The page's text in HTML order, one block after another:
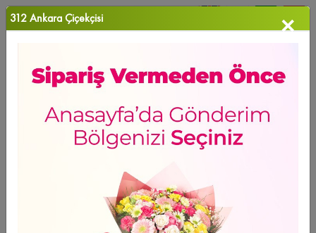
Anasayfa>Bahar Kokuları
GÜNÜN FIRSATI
312 Ankara Çiçekçisi ×